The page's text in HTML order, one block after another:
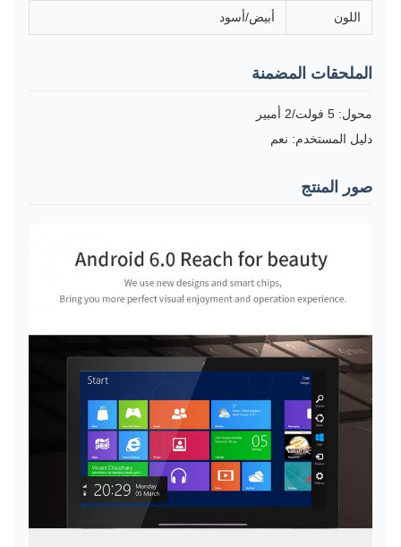
اللون أبيض/أسود
الملحقات المضمنة
محول: 5 فولت/2 أمبير
دليل المستخدم: نعم
صور المنتج